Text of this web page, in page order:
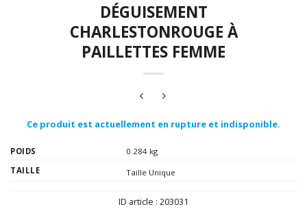
DÉGUISEMENT
CHARLESTONROUGE À
PAILLETTES FEMME
Ce produit est actuellement en rupture et indisponible.
POIDS
0.284 kg
TAILLE
Taille Unique
ID article : 203031